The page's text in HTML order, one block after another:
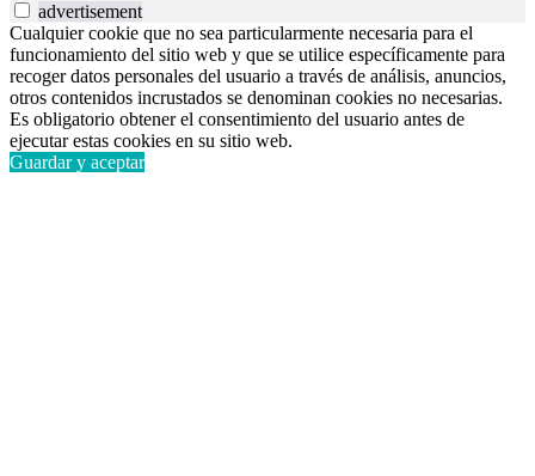
advertisement
Cualquier cookie que no sea particularmente necesaria para el
funcionamiento del sitio web y que se utilice específicamente para
recoger datos personales del usuario a través de análisis, anuncios,
otros contenidos incrustados se denominan cookies no necesarias.
Es obligatorio obtener el consentimiento del usuario antes de
ejecutar estas cookies en su sitio web.
Guardar y aceptar